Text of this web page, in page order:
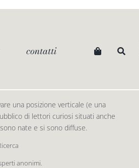
contatti
una posizione verticale (e una
di lettori curiosi situati anche
nate e si sono diffuse.
anonimi.